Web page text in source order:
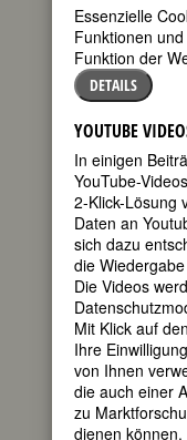
Vor ein
die Rede,
vergessen.
wieder von
diesmal
habe ich
Gibt es
die seriös
Architekten
wären wir
Ich dachte
die
beklebt
Essenzielle
Funktionen
Funktion der
DETAILS
YOUTUBE
In einigen
YouTube-
2-Klick-Lösung
Daten an
sich dazu
die
Die Videos
Mit Klick auf
Ihre
von Ihnen
die auch einer
zu
dienen